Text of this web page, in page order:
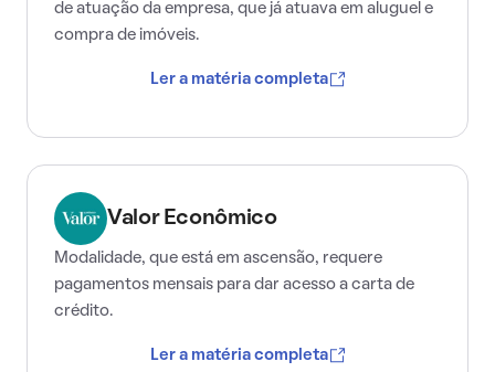
de atuação da empresa, que já atuava em aluguel e
compra de imóveis.
Ler a matéria completa
Valor Econômico
Modalidade, que está em ascensão, requere
pagamentos mensais para dar acesso a carta de
crédito.
Ler a matéria completa